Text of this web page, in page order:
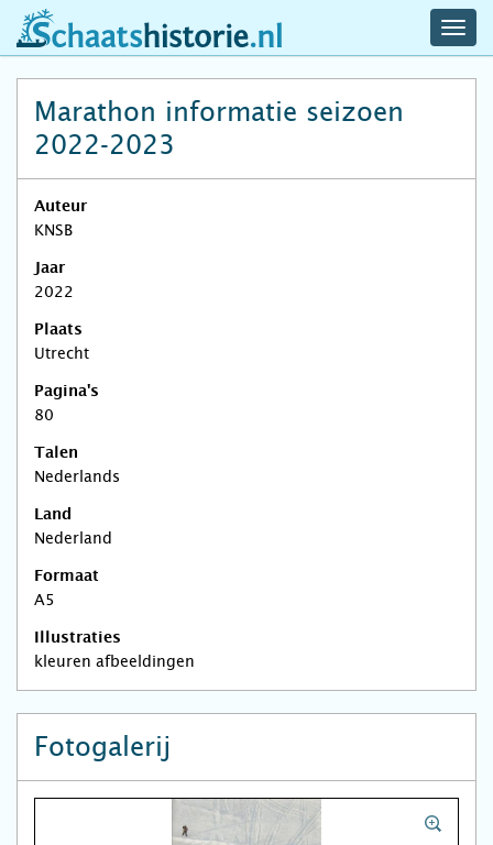
schaatshistorie.nl
Marathon informatie seizoen
2022-2023
Auteur
KNSB
Jaar
2022
Plaats
Utrecht
Pagina's
80
Talen
Nederlands
Land
Nederland
Formaat
A5
Illustraties
kleuren afbeeldingen
Fotogalerij